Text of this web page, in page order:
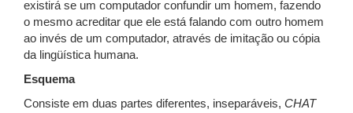
existirá se um computador confundir um homem, fazendo
o mesmo acreditar que ele está falando com outro homem
ao invés de um computador, através de imitação ou cópia
da lingüística humana.
Esquema
Consiste em duas partes diferentes, inseparáveis, CHAT